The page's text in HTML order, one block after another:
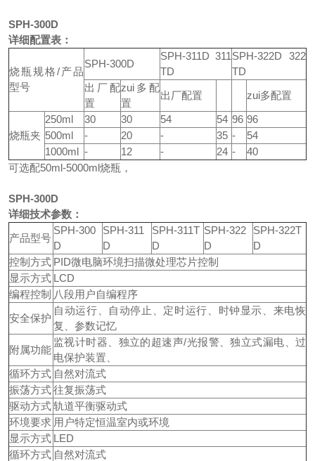
SPH-300D
详细配置表：
烧瓶规格/产品
型号
SPH-300D
SPH-311D 311
TD
SPH-322D 322
TD
出厂配
置
zui多配
置
出厂配置 zui多配置
烧瓶夹
250ml 30 30 54 54 96 96
500ml
- 20 - 35 -
54
1000ml - 12 - 24 -
40
可选配50ml-5000ml烧瓶，
SPH-300D
详细技术参数：
产品型号
SPH-300
D
SPH-311
D
SPH-311T
D
SPH-322
D
SPH-322T
D
控制方式 PID微电脑环境扫描微处理芯片控制
显示方式 LCD
编程控制 八段用户自编程序
安全保护
自动运行、自动停止、定时运行、时钟显示、来电恢
复、参数记忆
附属功能
监视计时器、独立的超速声/光报警、独立式漏电、过
电保护装置、
循环方式 自然对流式
振荡方式往复振荡式
驱动方式轨道平衡驱动式
环境要求 用户特定恒温室内或环境
显示方式 LED
循环方式 自然对流式